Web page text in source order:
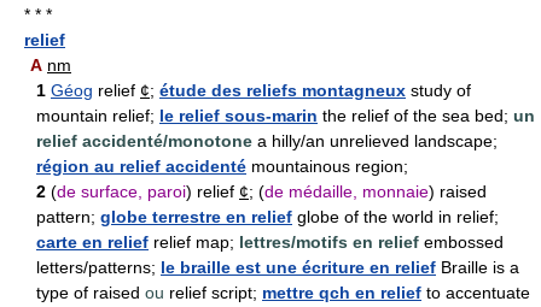
* * *
relief
A nm
1 Géog relief ¢; étude des reliefs montagneux study of
mountain relief; le relief sous-marin the relief of the sea bed; un
relief accidenté/monotone a hilly/an unrelieved landscape;
région au relief accidenté mountainous region;
2 (de surface, paroi) relief ¢; (de médaille, monnaie) raised
pattern; globe terrestre en relief globe of the world in relief;
carte en relief relief map; lettres/motifs en relief embossed
letters/patterns; le braille est une écriture en relief Braille is a
type of raised ou relief script; mettre qch en relief to accentuate